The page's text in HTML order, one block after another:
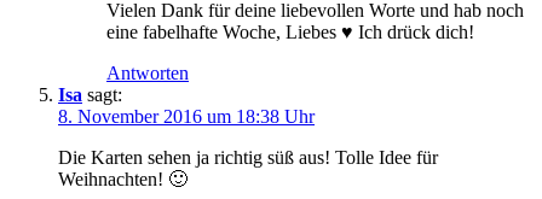
Vielen Dank für deine liebevollen Worte und hab noch
eine fabelhafte Woche, Liebes ♥ Ich drück dich!
Antworten
Isa sagt:
8. November 2016 um 18:38 Uhr
Die Karten sehen ja richtig süß aus! Tolle Idee für
Weihnachten! 🙂